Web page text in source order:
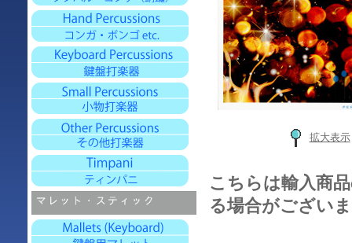
拡大表示
こちらは輸入商
る場合がござい